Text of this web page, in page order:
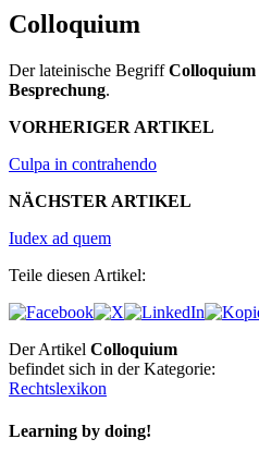
Colloquium
Der lateinische BegriffColloquium
Besprechung.
VORHERIGER ARTIKEL
Culpa in contrahendo
NÄCHSTER ARTIKEL
Iudex ad quem
Teile diesen Artikel:
Der Artikel Colloquium
befindet sich in der Kategorie:
Rechtslexikon
Learning by doing!